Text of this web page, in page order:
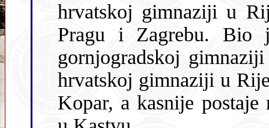
hrvatskoj gimnaziji u Rijeci, a filozofski
Pragu i Zagrebu. Bio je
gornjogradskoj
hrvatskoj gimnaziji u
Kopar, a kasnije postaje ravnateljem hrvatske učiteljske škole